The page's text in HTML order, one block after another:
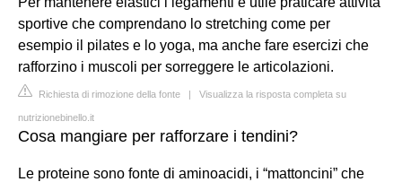
sportive che comprendano lo stretching come per
esempio il pilates e lo yoga, ma anche fare esercizi che
rafforzino i muscoli per sorreggere le articolazioni.
Richiesta di rimozione della fonte | Visualizza la risposta completa su
nutrizionebinello.it
Cosa mangiare per rafforzare i tendini?
Le proteine sono fonte di aminoacidi, i “mattoncini” che